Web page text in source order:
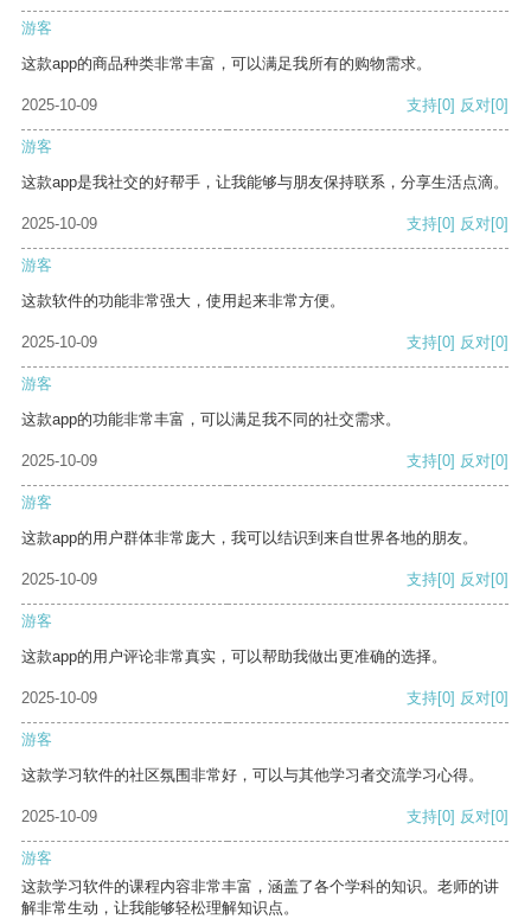
游客
这款app的商品种类非常丰富，可以满足我所有的购物需求。
2025-10-09 支持[0] 反对[0]
游客
这款app是我社交的好帮手，让我能够与朋友保持联系，分享生活点滴。
2025-10-09 支持[0] 反对[0]
游客
这款软件的功能非常强大，使用起来非常方便。
2025-10-09 支持[0] 反对[0]
游客
这款app的功能非常丰富，可以满足我不同的社交需求。
2025-10-09 支持[0] 反对[0]
游客
这款app的用户群体非常庞大，我可以结识到来自世界各地的朋友。
2025-10-09 支持[0] 反对[0]
游客
这款app的用户评论非常真实，可以帮助我做出更准确的选择。
2025-10-09 支持[0] 反对[0]
游客
这款学习软件的社区氛围非常好，可以与其他学习者交流学习心得。
2025-10-09 支持[0] 反对[0]
游客
这款学习软件的课程内容非常丰富，涵盖了各个学科的知识。老师的讲
解非常生动，让我能够轻松理解知识点。